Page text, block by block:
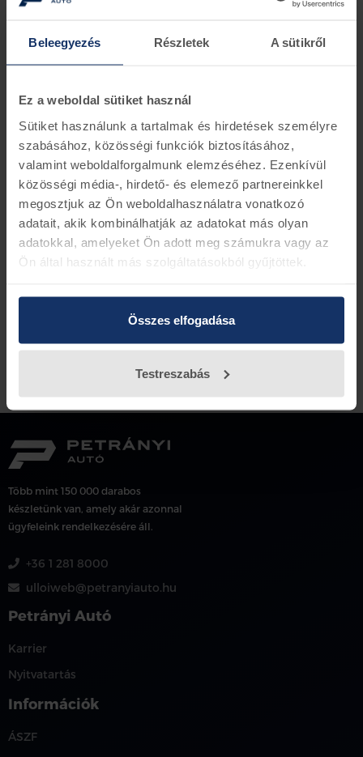
Beleegyezés Részletek A sütikről
Ez a weboldal sütiket használ
Sütiket használunk a tartalmak és hirdetések személyre
szabásához, közösségi funkciók biztosításához,
valamint weboldalforgalmunk elemzéséhez. Ezenkívül
közösségi média-, hirdető- és elemező partnereinkkel
megosztjuk az Ön weboldalhasználatra vonatkozó
adatait, akik kombinálhatják az adatokat más olyan
adatokkal, amelyeket Ön adott meg számukra vagy az
Ön által használt más szolgáltatásokból gyűjtöttek.
Összes elfogadása
Testreszabás
Információk Készletinformáció
Ford alkatrés szám 3M5T-11572-AD
Vissza az előző oldalra
Több mint 150 000 darabos
készletünk van, amely akár azonnal
ügyfeleink rendelkezésére áll.
+36 1 281 8000
ulloiweb@petranyiauto.hu
Petrányi Autó
Karrier
Nyitvatartás
Információk
ÁSZF